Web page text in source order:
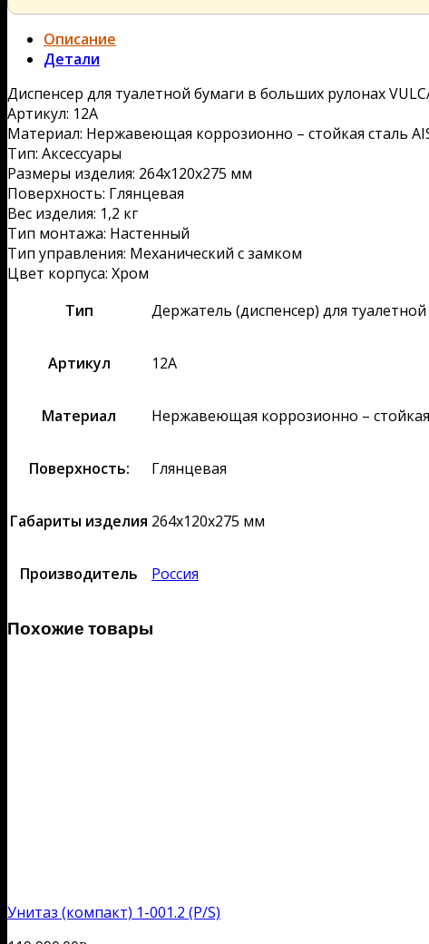
Описание
Детали
Диспенсер для туалетной бумаги в больших рулонах
Артикул: 12A
Материал: Нержавеющая коррозионно – стойкая сталь
Тип: Аксессуары
Размеры изделия: 264х120х275 мм
Поверхность: Глянцевая
Вес изделия: 1,2 кг
Тип монтажа: Настенный
Тип управления: Механический с замком
Цвет корпуса: Хром
Тип
Держатель (диспенсер) для
Артикул 12А
Материал Нержавеющая коррозионно – стойкая
Поверхность: Глянцевая
Габариты изделия 264х120х275 мм
Производитель Россия
Похожие товары
Унитаз (компакт) 1-001.2 (P/S)